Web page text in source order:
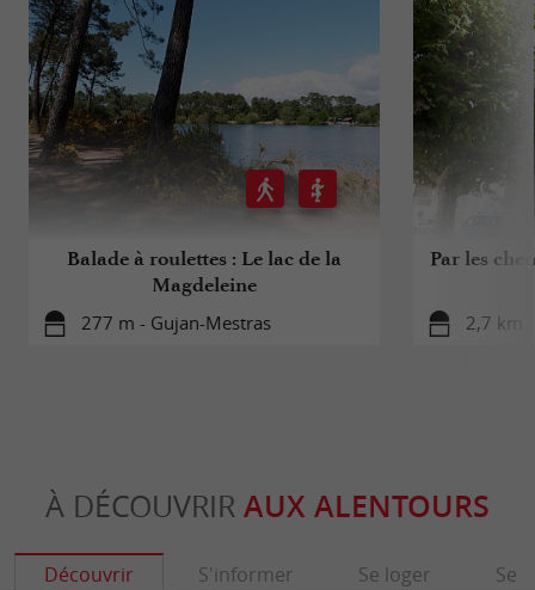
Balade à roulettes : Le lac de la
Magdeleine
277 m - Gujan-Mestras
Par les
2,7 km
À DÉCOUVRIR AUX ALENTOURS
Découvrir S'informer Se loger Se